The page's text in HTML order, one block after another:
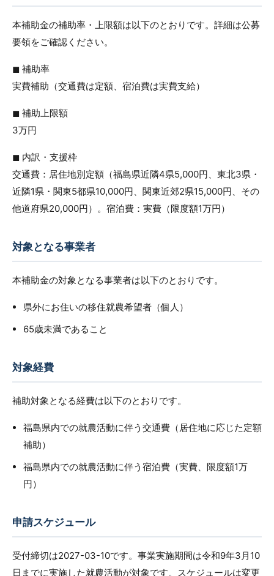
本補助金の補助率・上限額は以下のとおりです。詳細は公募
要領をご確認ください。
◼︎ 補助率
実費補助（交通費は定額、宿泊費は実費支給）
◼︎ 補助上限額
3万円
◼︎ 内訳・支援枠
交通費：居住地別定額（福島県近隣4県5,000円、東北3県・
近隣1県・関東5都県10,000円、関東近郊2県15,000円、その
他道府県20,000円）。宿泊費：実費（限度額1万円）
対象となる事業者
本補助金の対象となる事業者は以下のとおりです。
県外にお住いの移住就農希望者（個人）
65歳未満であること
対象経費
補助対象となる経費は以下のとおりです。
福島県内での就農活動に伴う交通費（居住地に応じた定額
補助）
福島県内での就農活動に伴う宿泊費（実費、限度額1万
円）
申請スケジュール
受付締切は2027-03-10です。事業実施期間は令和9年3月10
日までに実施した就農活動が対象です。スケジュールは変更